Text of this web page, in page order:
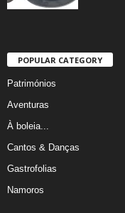
POPULAR CATEGORY
Patrimónios
Aventuras
À boleia...
Cantos & Danças
Gastrofolias
Namoros